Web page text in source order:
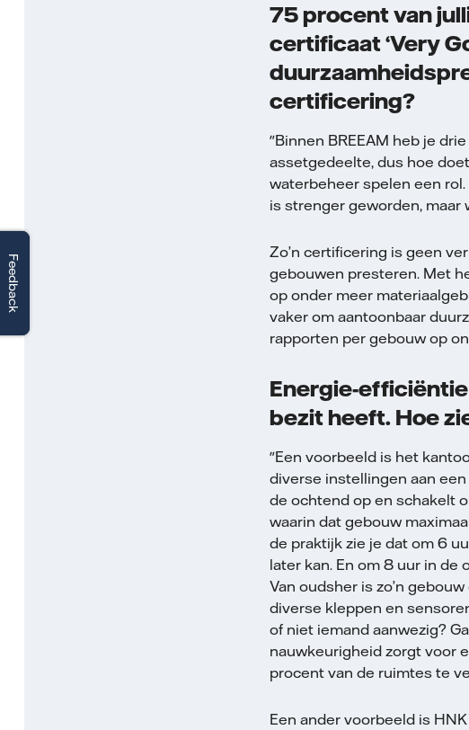
75 procent van
certificaat ‘Very
certificering?
"Binnen BREEAM heb je
assetgedeelte, dus hoe
waterbeheer spelen een
is strenger geworden, maar
Zo’n certificering is geen
gebouwen presteren. Met
op onder meer
vaker om aantoonbaar
rapporten per gebouw op
Energie-
bezit heeft. Hoe
"Een voorbeeld is het
diverse instellingen aan
de ochtend op en schakelt
waarin dat gebouw
de praktijk zie je dat om 6
later kan. En om 8 uur in
Van oudsher is zo’n
diverse kleppen en
of niet iemand aanwezig?
nauwkeurigheid zorgt voor
procent van de ruimtes te
Een ander voorbeeld is
Feedback
Feedback